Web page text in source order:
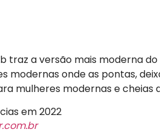
traz a versão mais moderna do
modernas onde as pontas,
mulheres modernas e cheias